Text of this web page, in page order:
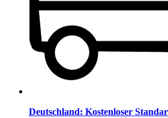
Deutschland: Kostenloser